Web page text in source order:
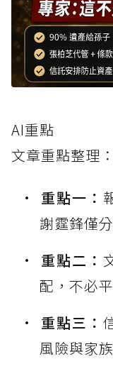
AI重點
文章重點整理：
重點一：
謝霆鋒僅
重點二：
配，不必
重點三：
風險與家